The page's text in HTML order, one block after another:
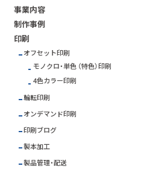
事業内容
制作事例
印刷
オフセット印刷
モノクロ・単色 （特色）印刷
4色カラー印刷
輪転印刷
オンデマンド印刷
印刷ブログ
製本加工
製品管理・配送